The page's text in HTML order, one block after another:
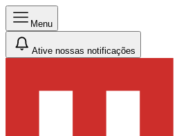
Menu
Ative nossas notificações